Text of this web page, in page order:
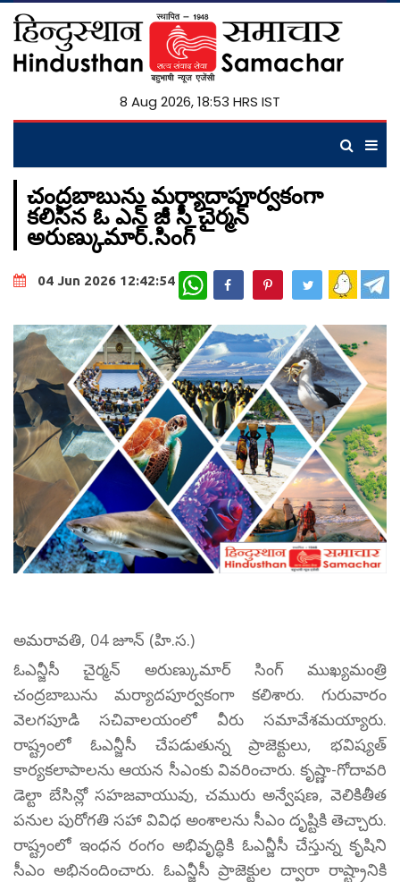
8 Aug 2026, 18:53 HRS IST
చంద్రబాబును మర్యాదాపూర్వకంగా
కలిసిన ఓ ఎన్ జీ సీ చైర్మన్
అరుణ్కుమార్.సింగ్
04 Jun 2026 12:42:54 WhatsApp
అమరావతి, 04 జూన్ (హి.స.)
ఓఎన్జీసీ చైర్మన్ అరుణ్కుమార్ సింగ్ ముఖ్యమంత్రి
చంద్రబాబును మర్యాదపూర్వకంగా కలిశారు. గురువారం
వెలగపూడి సచివాలయంలో వీరు సమావేశమయ్యారు.
రాష్ట్రంలో ఓఎన్జీసీ చేపడుతున్న ప్రాజెక్టులు, భవిష్యత్
కార్యకలాపాలను ఆయన సీఎంకు వివరించారు. కృష్ణా-గోదావరి
డెల్టా బేసిన్లో సహజవాయువు, చమురు అన్వేషణ, వెలికితీత
పనుల పురోగతి సహా వివిధ అంశాలను సీఎం దృష్టికి తెచ్చారు.
రాష్ట్రంలో ఇంధన రంగం అభివృద్ధికి ఓఎన్జీసీ చేస్తున్న కృషిని
సీఎం అభినందించారు. ఓఎన్జీసీ ప్రాజెక్టుల ద్వారా రాష్ట్రానికి